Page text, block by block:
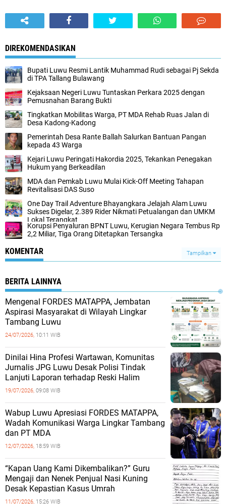
DIREKOMENDASIKAN
Bupati Luwu Resmi Lantik Muhammad Rudi sebagai Pj Sekda
di TPA Tallang Bulawang
Kejaksaan Negeri Luwu Tuntaskan Perkara 2025 dengan
Pemusnahan Barang Bukti
Tingkatkan Mobilitas Warga, PT MDA Rehab Ruas Jalan di
Desa Kadong-Kadong
Pemerintah Desa Rante Ballah Salurkan Bantuan Pangan
kepada 43 Warga
Kejari Luwu Peringati Hakordia 2025, Tekankan Penegakan
Hukum yang Berkeadilan
MDA dan Pemkab Luwu Mulai Kick-Off Meeting Tahapan
Revitalisasi DAS Suso
One Day Trail Adventure Bhayangkara Jelajah Alam Luwu
Sukses Digelar, 2.389 Rider Nikmati Petualangan dan UMKM
Lokal Terangkat
Korupsi Penyaluran BPNT Luwu, Kerugian Negara Tembus Rp
2,2 Miliar, Tiga Orang Ditetapkan Tersangka
KOMENTAR Tampilkan
BERITA LAINNYA
Mengenal FORDES MATAPPA, Jembatan
Aspirasi Masyarakat di Wilayah Lingkar
Tambang Luwu
24/07/2026, 10:11 WIB
Dinilai Hina Profesi Wartawan, Komunitas
Jurnalis JPG Luwu Desak Polisi Tindak
Lanjuti Laporan terhadap Reski Halim
19/07/2026, 09:08 WIB
Wabup Luwu Apresiasi FORDES MATAPPA,
Wadah Komunikasi Warga Lingkar Tambang
dan PT MDA
12/07/2026, 18:59 WIB
“Kapan Uang Kami Dikembalikan?” Guru
Mengaji dan Nenek Penjual Nasi Kuning
Desak Kepastian Kasus Umrah
11/07/2026, 15:26 WIB